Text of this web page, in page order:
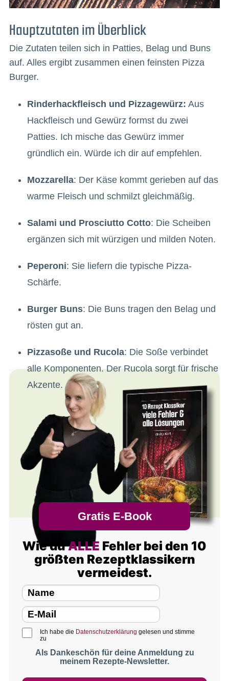
Hauptzutaten im Überblick
Die Zutaten teilen sich in Patties, Belag und Buns
auf. Alles ergibt zusammen einen feinsten Pizza
Burger.
Rinderhackfleisch und Pizzagewürz: Aus
Hackfleisch und Gewürz formst du zwei
Patties. Ich mische das Gewürz immer
gründlich ein. Würde ich dir auf empfehlen.
Mozzarella: Der Käse kommt gerieben auf das
warme Fleisch und schmilzt gleichmäßig.
Salami und Prosciutto Cotto: Die Scheiben
ergänzen sich mit würzigen und milden Noten.
Peperoni: Sie liefern die typische Pizza-
Schärfe.
Burger Buns: Die Buns tragen den Belag und
rösten gut an.
Pizzasoße und Rucola: Die Soße verbindet
alle Komponenten. Der Rucola sorgt für frische
Akzente.
Gratis E-Book
Wie duALLE Fehler bei den 10
größten Rezeptklassikern
vermeidest.
Ich habe die Datenschutzerklärung gelesen und stimme
zu
Als Dankeschön für deine Anmeldung zu
meinem Rezepte-Newsletter.